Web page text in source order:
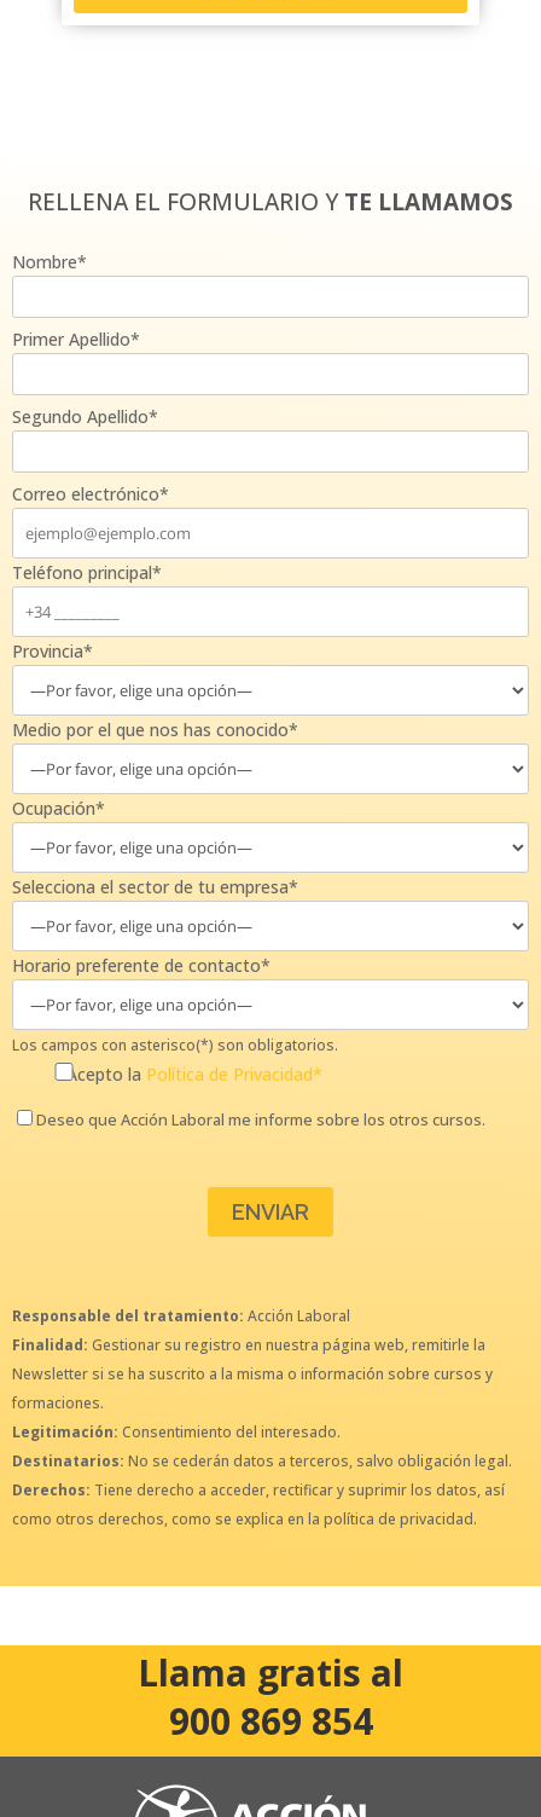
RELLENA EL FORMULARIO YTE LLAMAMOS
Nombre*
Primer Apellido*
Segundo Apellido*
Correo electrónico*
Teléfono principal*
Provincia*
Medio por el que nos has conocido*
Ocupación*
Selecciona el sector de tu empresa*
Horario preferente de contacto*
Los campos con asterisco(*) son obligatorios.
Acepto la Política de Privacidad*
Deseo que Acción Laboral me informe sobre los otros cursos.
Responsable del tratamiento: Acción Laboral
Finalidad: Gestionar su registro en nuestra página web, remitirle la
Newsletter si se ha suscrito a la misma o información sobre cursos y
formaciones.
Legitimación: Consentimiento del interesado.
Destinatarios: No se cederán datos a terceros, salvo obligación legal.
Derechos: Tiene derecho a acceder, rectificar y suprimir los datos, así
como otros derechos, como se explica en la política de privacidad.
Llama gratis al
900 869 854